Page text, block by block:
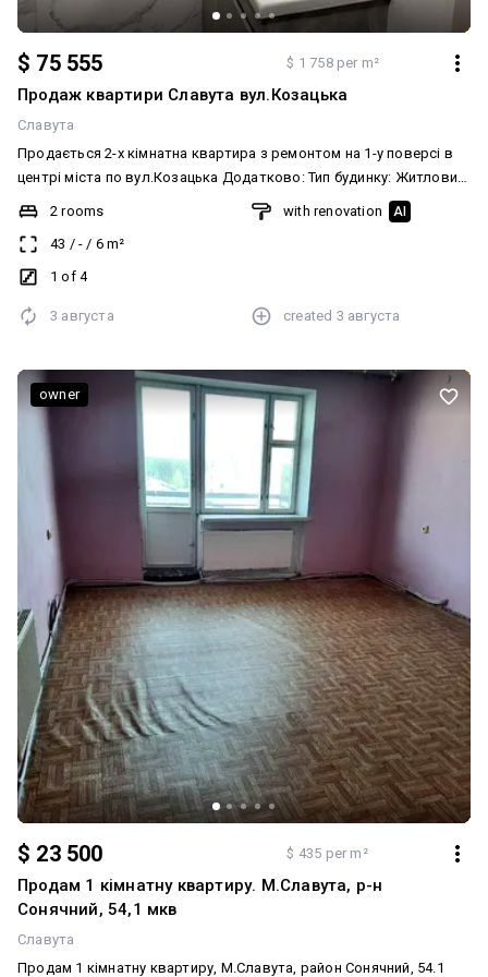
$ 75 555 $ 1 758 per m²
Продаж квартири Славута вул.Козацька
Славута
Продається 2-х кімнатна квартира з ремонтом на 1-у поверсі в
центрі міста по вул.Козацька Додатково: Тип будинку: Житловий
фонд 80-90-і. Ремонт: Євроремонт. Меблювання: Ні
2 rooms
43 / - / 6m²
1 of 4
with renovation AI
3 августа created 3 августа
$ 23 500 $ 435 per m²
Продам 1 кімнатну квартиру. М.Славута, р-н
Сонячний, 54,1 мкв
Славута
Продам 1 кімнатну квартиру, М.Славута, район Сонячний, 54.1
owner